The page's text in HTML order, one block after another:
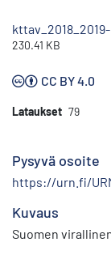
230.41 KB
CC BY 4.0
Lataukset 79
Pysyvä osoite
https://urn.fi/
Kuvaus
Suomen